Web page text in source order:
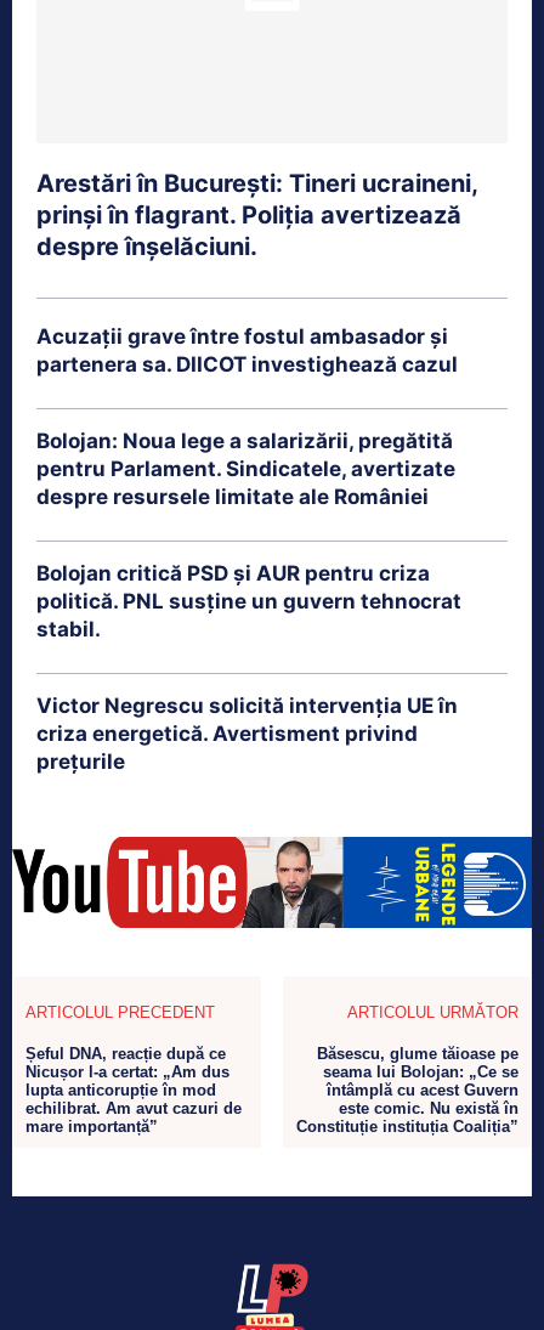
Arestări în București: Tineri ucraineni,
prinși în flagrant. Poliția avertizează
despre înșelăciuni.
Acuzații grave între fostul ambasador și
partenera sa. DIICOT investighează cazul
Bolojan: Noua lege a salarizării, pregătită
pentru Parlament. Sindicatele, avertizate
despre resursele limitate ale României
Bolojan critică PSD și AUR pentru criza
politică. PNL susține un guvern tehnocrat
stabil.
Victor Negrescu solicită intervenția UE în
criza energetică. Avertisment privind
prețurile
ARTICOLUL PRECEDENT
Șeful DNA, reacție după ce
Nicușor l-a certat: „Am dus
lupta anticorupție în mod
echilibrat. Am avut cazuri de
mare importanță”
ARTICOLUL URMĂTOR
Băsescu, glume tăioase pe
seama lui Bolojan: „Ce se
întâmplă cu acest Guvern
este comic. Nu există în
Constituție instituția Coaliția”